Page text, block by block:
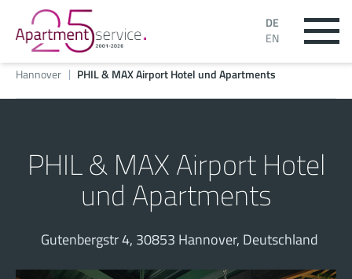
DE
EN
Hannover PHIL & MAX Airport Hotel und Apartments
PHIL & MAX Airport Hotel
und Apartments
Gutenbergstr 4, 30853 Hannover, Deutschland